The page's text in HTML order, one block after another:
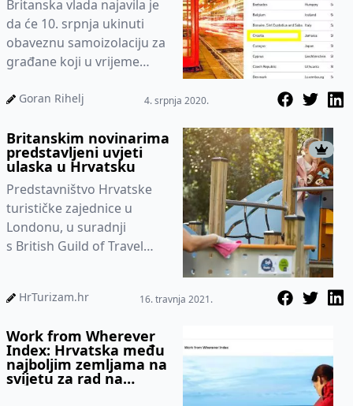
Britanska vlada najavila je
da će 10. srpnja ukinuti
obaveznu samoizolaciju za
građane koji u vrijeme
otputovati u inozems...
Goran Rihelj 4. srpnja 2020.
Britanskim novinarima
predstavljeni uvjeti
ulaska u Hrvatsku
Predstavništvo Hrvatske
turističke zajednice u
Londonu, u suradnji
s British Guild of Travel
medije k...
HrTurizam.hr 16. travnja 2021.
Work from Wherever
Index: Hrvatska među
najboljim zemljama na
svijetu za rad na